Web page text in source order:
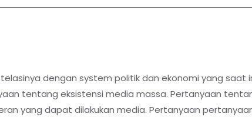
dengan system politik dan ekonomi yang saat
tentang eksistensi media massa. Pertanyaan
yang dapat dilakukan media. Pertanyaan